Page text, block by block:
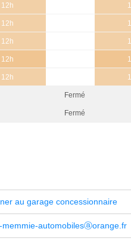
Fermé
Fermé
au garage concessionnaire
memmie-automobilesⓐorange.fr